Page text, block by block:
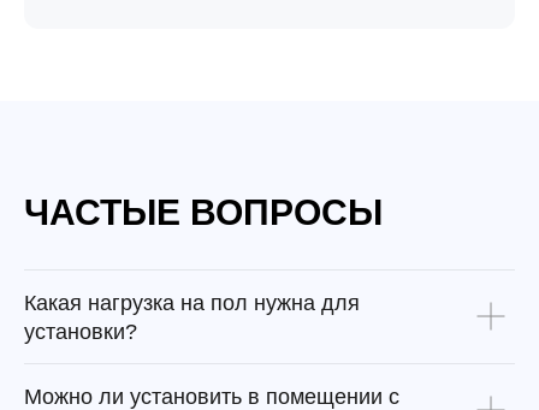
ЧАСТЫЕ ВОПРОСЫ
Какая нагрузка на пол нужна для
установки?
Можно ли установить в помещении с